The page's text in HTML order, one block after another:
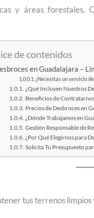
y áreas forestales.
de contenidos
en Guadalajara –
¿Necesitas un servicio
¿Qué Incluyen Nuestros
Beneficios de
Precios de Desbroces en
¿Dónde Trabajamos en
Gestión Responsable de
¿Por Qué Elegirnos para
Solicita Tu Presupuesto
tus terrenos limpios